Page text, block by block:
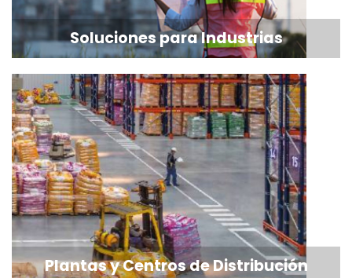
Soluciones para Industrias
Plantas y Centros de Distribución